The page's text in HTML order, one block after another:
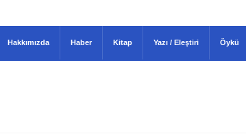
Hakkımızda Haber Kitap Yazı / Eleştiri Öykü